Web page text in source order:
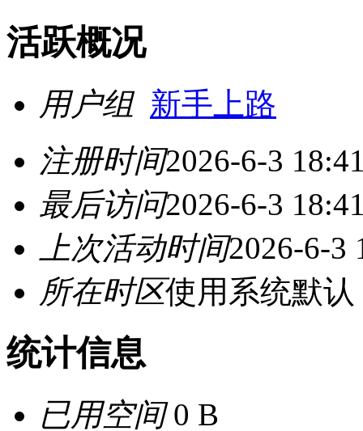
活跃概况
用户组 新手上路
注册时间2026-6-3
最后访问2026-6-3
上次活动时间2026-6-3
所在时区使用系统默认
统计信息
已用空间0 B